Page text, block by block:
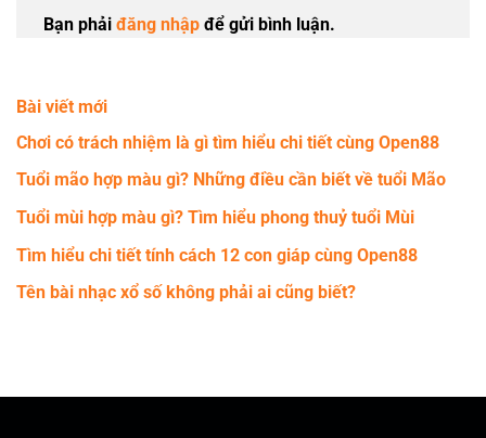
Bạn phải đăng nhập để gửi bình luận.
Bài viết mới
Chơi có trách nhiệm là gì tìm hiểu chi tiết cùng Open88
Tuổi mão hợp màu gì? Những điều cần biết về tuổi Mão
Tuổi mùi hợp màu gì? Tìm hiểu phong thuỷ tuổi Mùi
Tìm hiểu chi tiết tính cách 12 con giáp cùng Open88
Tên bài nhạc xổ số không phải ai cũng biết?